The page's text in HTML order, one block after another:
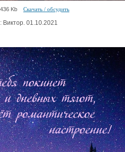
436 Kb Скачать / обсудить
: Виктор. 01.10.2021